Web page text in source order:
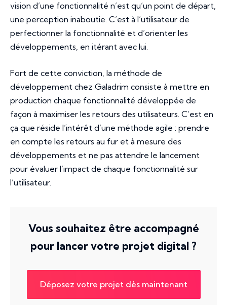
vision d’une fonctionnalité n’est qu’un point de départ,
une perception inaboutie. C’est à l’utilisateur de
perfectionner la fonctionnalité et d’orienter les
développements, en itérant avec lui.
Fort de cette conviction, la méthode de
développement chez Galadrim consiste à mettre en
production chaque fonctionnalité développée de
façon à maximiser les retours des utilisateurs. C’est en
ça que réside l’intérêt d’une méthode agile : prendre
en compte les retours au fur et à mesure des
développements et ne pas attendre le lancement
pour évaluer l’impact de chaque fonctionnalité sur
l’utilisateur.
Vous souhaitez être accompagné
pour lancer votre projet digital ?
Déposez votre projet dès maintenant